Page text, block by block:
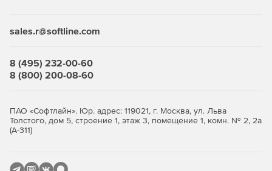
sales.r@softline.com
8 (495) 232-00-60
8 (800) 200-08-60
ПАО «Софтлайн». Юр. адрес: 119021, г. Москва, ул. Льва
Толстого, дом 5, строение 1, этаж 3, помещение 1, комн. № 2, 2а
(А-311)